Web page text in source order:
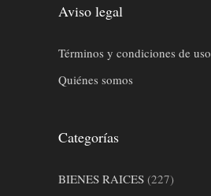
Aviso legal
Términos y condiciones de uso
Quiénes somos
Categorías
BIENES RAICES (227)